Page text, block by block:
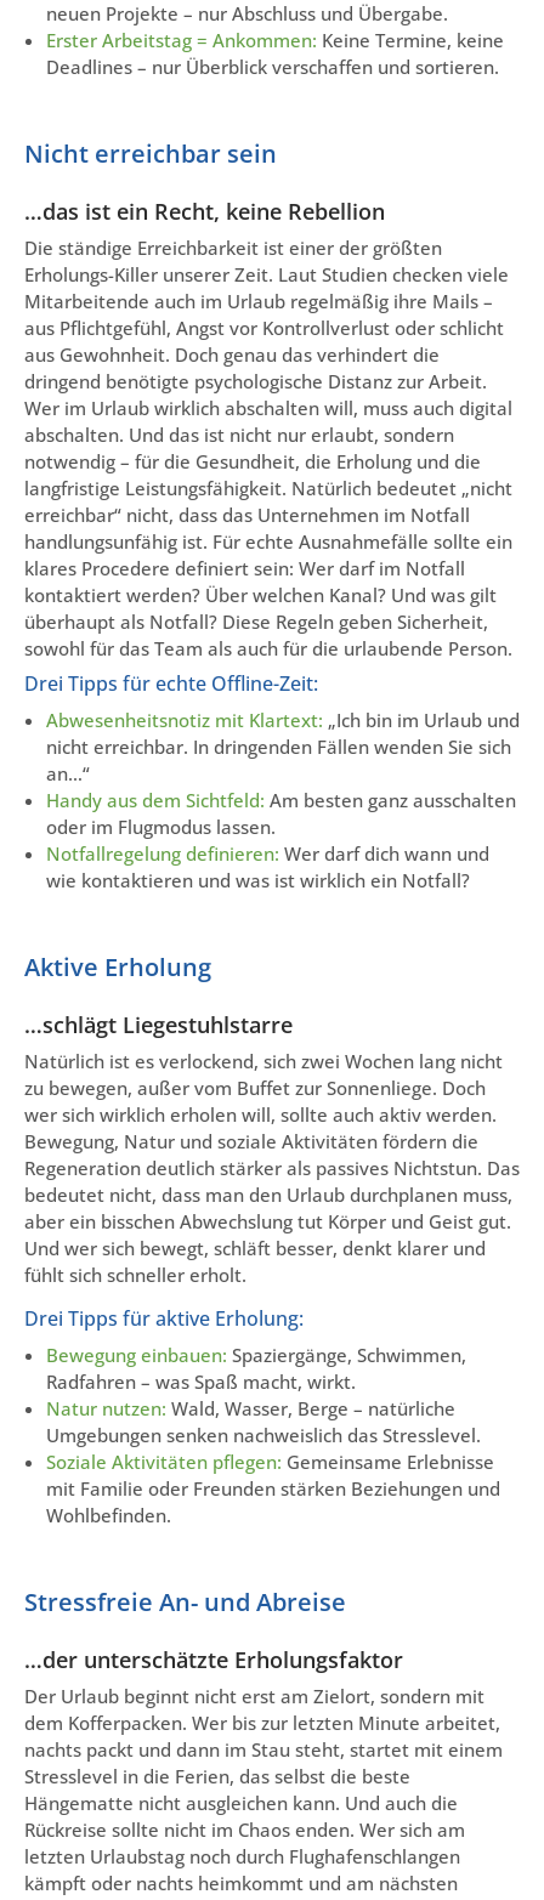
neuen Projekte – nur Abschluss und Übergabe.
Erster Arbeitstag = Ankommen: Keine Termine, keine
Deadlines – nur Überblick verschaffen und sortieren.
Nicht erreichbar sein
…das ist ein Recht, keine Rebellion
Die ständige Erreichbarkeit ist einer der größten
Erholungs-Killer unserer Zeit. Laut Studien checken viele
Mitarbeitende auch im Urlaub regelmäßig ihre Mails –
aus Pflichtgefühl, Angst vor Kontrollverlust oder schlicht
aus Gewohnheit. Doch genau das verhindert die
dringend benötigte psychologische Distanz zur Arbeit.
Wer im Urlaub wirklich abschalten will, muss auch digital
abschalten. Und das ist nicht nur erlaubt, sondern
notwendig – für die Gesundheit, die Erholung und die
langfristige Leistungsfähigkeit. Natürlich bedeutet „nicht
erreichbar“ nicht, dass das Unternehmen im Notfall
handlungsunfähig ist. Für echte Ausnahmefälle sollte ein
klares Procedere definiert sein: Wer darf im Notfall
kontaktiert werden? Über welchen Kanal? Und was gilt
überhaupt als Notfall? Diese Regeln geben Sicherheit,
sowohl für das Team als auch für die urlaubende Person.
Drei Tipps für echte Offline-Zeit:
Abwesenheitsnotiz mit Klartext: „Ich bin im Urlaub und
nicht erreichbar. In dringenden Fällen wenden Sie sich
an…“
Handy aus dem Sichtfeld: Am besten ganz ausschalten
oder im Flugmodus lassen.
Notfallregelung definieren: Wer darf dich wann und
wie kontaktieren und was ist wirklich ein Notfall?
Aktive Erholung
…schlägt Liegestuhlstarre
Natürlich ist es verlockend, sich zwei Wochen lang nicht
zu bewegen, außer vom Buffet zur Sonnenliege. Doch
wer sich wirklich erholen will, sollte auch aktiv werden.
Bewegung, Natur und soziale Aktivitäten fördern die
Regeneration deutlich stärker als passives Nichtstun. Das
bedeutet nicht, dass man den Urlaub durchplanen muss,
aber ein bisschen Abwechslung tut Körper und Geist gut.
Und wer sich bewegt, schläft besser, denkt klarer und
fühlt sich schneller erholt.
Drei Tipps für aktive Erholung:
Bewegung einbauen: Spaziergänge, Schwimmen,
Radfahren – was Spaß macht, wirkt.
Natur nutzen: Wald, Wasser, Berge – natürliche
Umgebungen senken nachweislich das Stresslevel.
Soziale Aktivitäten pflegen: Gemeinsame Erlebnisse
mit Familie oder Freunden stärken Beziehungen und
Wohlbefinden.
Stressfreie An- und Abreise
…der unterschätzte Erholungsfaktor
Der Urlaub beginnt nicht erst am Zielort, sondern mit
dem Kofferpacken. Wer bis zur letzten Minute arbeitet,
nachts packt und dann im Stau steht, startet mit einem
Stresslevel in die Ferien, das selbst die beste
Hängematte nicht ausgleichen kann. Und auch die
Rückreise sollte nicht im Chaos enden. Wer sich am
letzten Urlaubstag noch durch Flughafenschlangen
kämpft oder nachts heimkommt und am nächsten